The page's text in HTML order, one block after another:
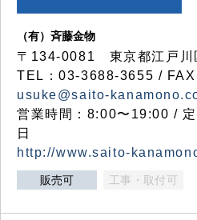
（有）斉藤金物
〒134-0081 東京都江戸川
TEL：03-3688-3655 /
usuke@saito-
営業時間：8:00〜19:00 /
日
http://www.saito-
販売可 工事・取付可